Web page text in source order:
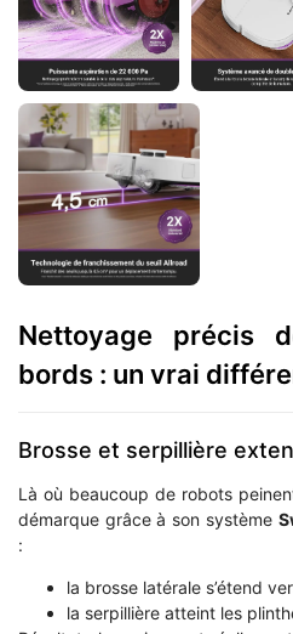
Nettoyage précis
bords : un vrai
Brosse et serpillière
Là où beaucoup de robots
démarque grâce à son système
:
la brosse latérale s’étend
la serpillière atteint les